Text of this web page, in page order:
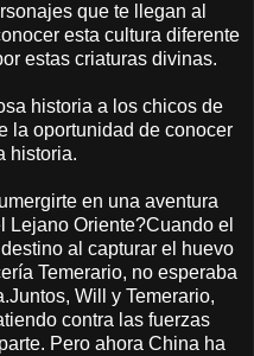
que te llegan al
esta cultura diferente
estas criaturas divinas.
historia a los chicos de
la oportunidad de conocer
historia.
en una aventura
Lejano Oriente?Cuando el
al capturar el huevo
Temerario, no esperaba
Will y Temerario,
contra las fuerzas
Pero ahora China ha